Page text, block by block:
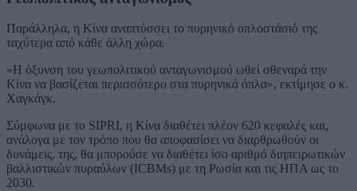
Παράλληλα, η Κίνα αναπτύσσει το πυρηνικό οπλοστάσιό της
ταχύτερα από κάθε άλλη χώρα.
«Η όξυνση του γεωπολιτικού ανταγωνισμού ωθεί σθεναρά την
Κίνα να βασίζεται περισσότερο στα πυρηνικά όπλα», εκτίμησε ο κ.
Χαγκάγκ.
Σύμφωνα με το SIPRI, η Κίνα διαθέτει πλέον 620 κεφαλές και,
ανάλογα με τον τρόπο που θα αποφασίσει να διαρθρωθούν οι
δυνάμεις, της, θα μπορούσε να διαθέτει ίσο αριθμό διηπειρωτικών
βαλλιστικών πυραύλων (ICBMs) με τη Ρωσία και τις ΗΠΑ ως το
2030.